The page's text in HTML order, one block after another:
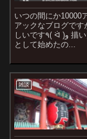
いつの間にか10000
アックなブログで
しいです٩( ᐛ )و 描いたイラストを保管しておく為のストックブログ
として始めたの...
雑談